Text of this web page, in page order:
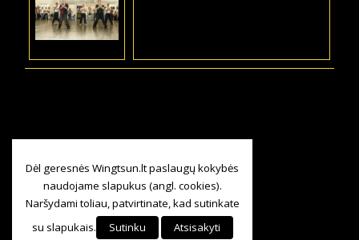
Dėl geresnės Wingtsun.lt paslaugų kokybės
naudojame slapukus (angl. cookies).
Naršydami toliau, patvirtinate, kad sutinkate
su slapukais.
Sutinku
Atsisakyti